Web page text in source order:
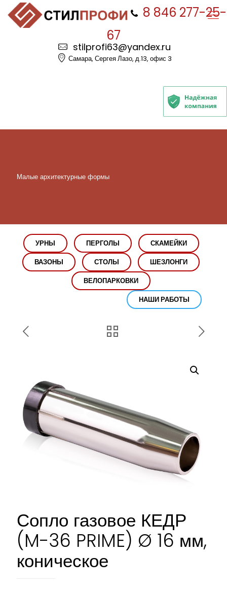
8 846 277-25-
67
stilprofi63@yandex.ru
Самара, Сергея Лазо, д.13, офис 3
Малые архитектурные формы
УРНЫ ПЕРГОЛЫ
СКАМЕЙКИ
ВАЗОНЫ
СТОЛЫ
ШЕЗЛОНГИ
ВЕЛОПАРКОВКИ
НАШИ РАБОТЫ
Сопло газовое КЕДР
(M-36 PRIME) Ø 16 мм,
коническое